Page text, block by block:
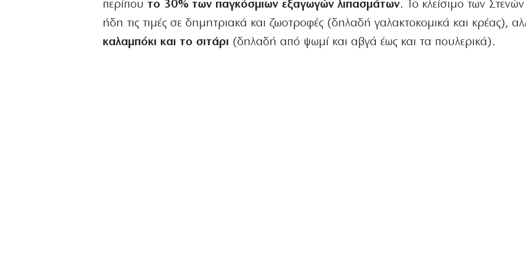
περίπου το 30% των παγκόσμιων εξαγωγών λιπασμάτων. Το κλείσιμο των Στενών
ήδη τις τιμές σε δημητριακά και ζωοτροφές (δηλαδή γαλακτοκομικά και κρέας),
καλαμπόκι και το σιτάρι (δηλαδή από ψωμί και αβγά έως και τα πουλερικά).